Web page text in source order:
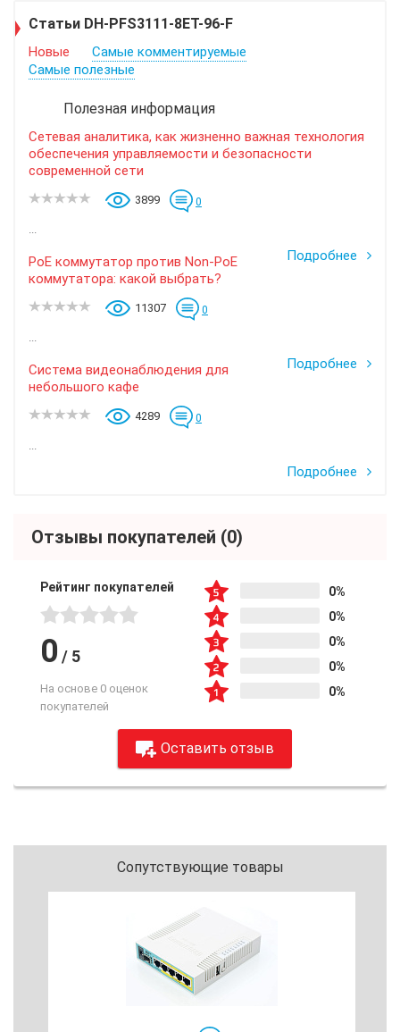
Статьи DH-PFS3111-8ET-96-F
Новые
Самые комментируемые
Самые полезные
Полезная информация
Сетевая аналитика, как жизненно важная технология
обеспечения управляемости и безопасности
современной сети
3899 0
...
Подробнее
PoE коммутатор против Non-PoE
коммутатора: какой выбрать?
11307 0
...
Подробнее
Система видеонаблюдения для
небольшого кафе
4289 0
...
Подробнее
Отзывы покупателей (0)
Рейтинг покупателей
0 / 5
На основе 0 оценок
покупателей
0%
0%
0%
0%
0%
Оставить отзыв
Сопутствующие товары